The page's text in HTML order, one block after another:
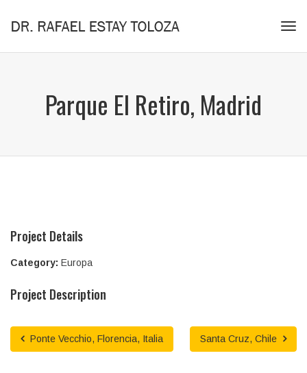
Parque El Retiro, Madrid
Project Details
Category: Europa
Project Description
Ponte Vecchio, Florencia, Italia Santa Cruz, Chile